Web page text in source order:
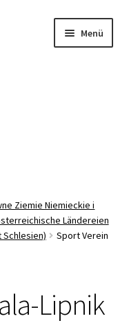
Menü
Ziemie Niemieckie i
Ländereien
Sport Verein
Lipnik